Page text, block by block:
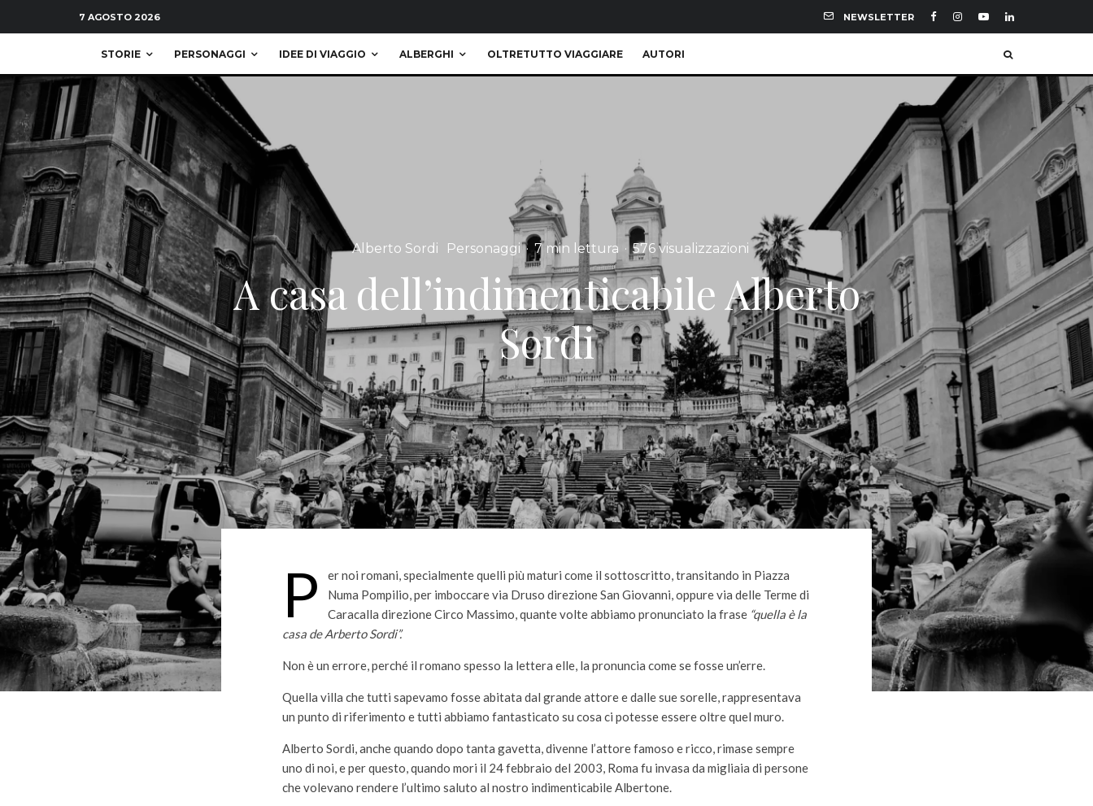
7 AGOSTO 2026 NEWSLETTER
STORIE PERSONAGGI IDEE DI VIAGGIO ALBERGHI OLTRETUTTO VIAGGIARE AUTORI
Alberto Sordi Personaggi · 7 min lettura · 576 visualizzazioni
A casa dell’indimenticabile Alberto
Sordi
P
er noi romani, specialmente quelli più maturi come il sottoscritto, transitando in Piazza
Numa Pompilio, per imboccare via Druso direzione San Giovanni, oppure via delle Terme di
Caracalla direzione Circo Massimo, quante volte abbiamo pronunciato la frase “quella è la
casa de Arberto Sordi”.
Non è un errore, perché il romano spesso la lettera elle, la pronuncia come se fosse un’erre.
Quella villa che tutti sapevamo fosse abitata dal grande attore e dalle sue sorelle, rappresentava
un punto di riferimento e tutti abbiamo fantasticato su cosa ci potesse essere oltre quel muro.
Alberto Sordi, anche quando dopo tanta gavetta, divenne l’attore famoso e ricco, rimase sempre
uno di noi, e per questo, quando mori il 24 febbraio del 2003, Roma fu invasa da migliaia di persone
che volevano rendere l’ultimo saluto al nostro indimenticabile Albertone.